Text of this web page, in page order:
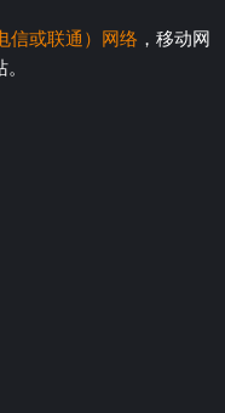
信或联通）网络 ，移动网